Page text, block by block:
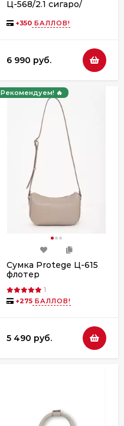
Ц-568/2.1 сигаро/
+350 БАЛЛОВ!
6 990 руб.
Рекомендуем! 🔥
Сумка Protege Ц-615
флотер
1
+275 БАЛЛОВ!
5 490 руб.